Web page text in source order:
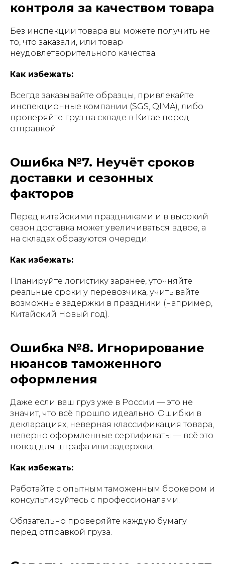
контроля за качеством товара
Без инспекции товара вы можете получить не
то, что заказали, или товар
неудовлетворительного качества.
Как избежать:
Всегда заказывайте образцы, привлекайте
инспекционные компании (SGS, QIMA), либо
проверяйте груз на складе в Китае перед
отправкой.
Ошибка №7. Неучёт сроков
доставки и сезонных
факторов
Перед китайскими праздниками и в высокий
сезон доставка может увеличиваться вдвое, а
на складах образуются очереди.
Как избежать:
Планируйте логистику заранее, уточняйте
реальные сроки у перевозчика, учитывайте
возможные задержки в праздники (например,
Китайский Новый год).
Ошибка №8. Игнорирование
нюансов таможенного
оформления
Даже если ваш груз уже в России — это не
значит, что всё прошло идеально. Ошибки в
декларациях, неверная классификация товара,
неверно оформленные сертификаты — всё это
повод для штрафа или задержки.
Как избежать:
Работайте с опытным таможенным брокером и
консультируйтесь с профессионалами.
Обязательно проверяйте каждую бумагу
перед отправкой груза.